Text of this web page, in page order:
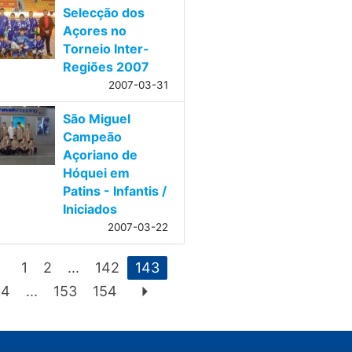
Selecção dos
Açores no
Torneio Inter-
Regiões 2007
2007-03-31
São Miguel
Campeão
Açoriano de
Hóquei em
Patins - Infantis /
Iniciados
2007-03-22
1 2 ... 142
143
... 153 154 arrow_right